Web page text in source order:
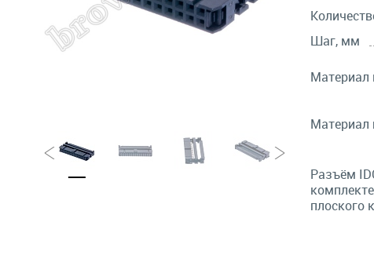
Шаг, мм
Материал
Материал
Разъём
плоского